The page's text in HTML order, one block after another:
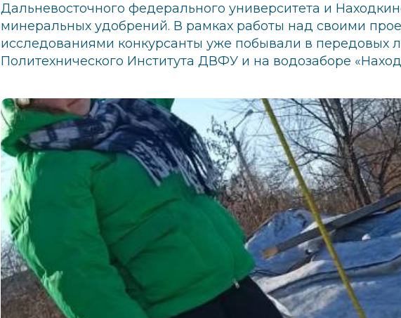
Дальневосточного федерального университета и
минеральных удобрений. В рамках работы над своими
исследованиями конкурсанты уже побывали в передовых
Политехнического Института ДВФУ и на водозаборе